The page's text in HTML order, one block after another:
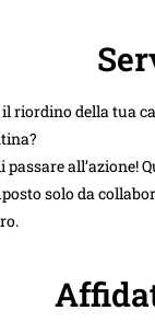
riordino della tua
solo da